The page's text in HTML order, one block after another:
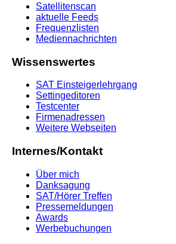
Satellitenscan
aktuelle Feeds
Frequenzlisten
Mediennachrichten
Wissenswertes
SAT Einsteigerlehrgang
Settingeditoren
Testcenter
Firmenadressen
Weitere Webseiten
Internes/Kontakt
Über mich
Danksagung
SAT/Hörer Treffen
Pressemeldungen
Awards
Werbebuchungen